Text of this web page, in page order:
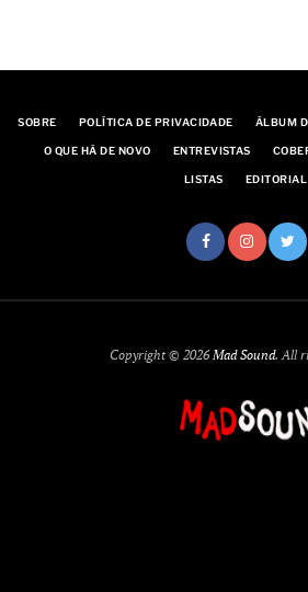
SOBRE POLÍTICA DE PRIVACIDADE ÁLBUM
O QUE HÁ DE NOVO ENTREVISTAS
LISTAS EDITORIAL
Copyright © 2026Mad Sound. All